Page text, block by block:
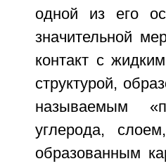
одной из его
значительной
контакт с
структурой,
называемым
углерода,
образованным